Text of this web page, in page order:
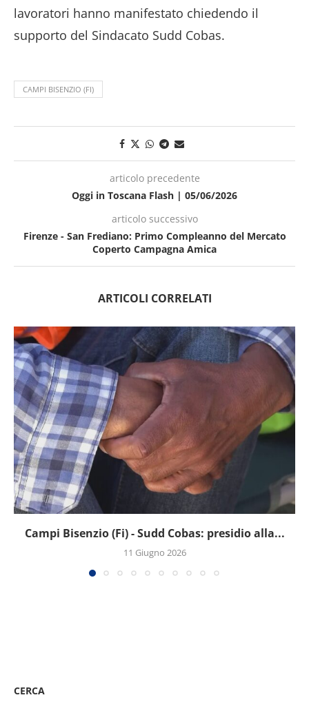
lavoratori hanno manifestato chiedendo il
supporto del Sindacato Sudd Cobas.
CAMPI BISENZIO (FI)
articolo precedente
Oggi in Toscana Flash | 05/06/2026
articolo successivo
Firenze - San Frediano: Primo Compleanno del Mercato
Coperto Campagna Amica
ARTICOLI CORRELATI
Campi Bisenzio (Fi) - Sudd Cobas: presidio alla...
11 Giugno 2026
CERCA